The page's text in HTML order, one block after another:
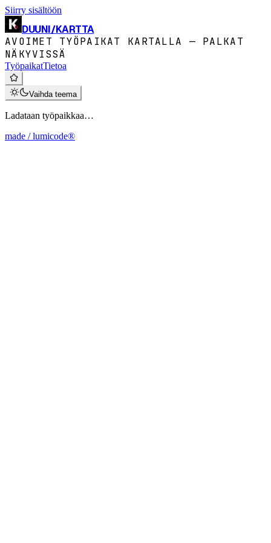
Siirry sisältöön
DUUNI/KARTTA
AVOIMET TYÖPAIKAT KARTALLA — PALKAT
NÄKYVISSÄ
TyöpaikatTietoa
Vaihda teema
Ladataan työpaikkaa…
made / lumicode®